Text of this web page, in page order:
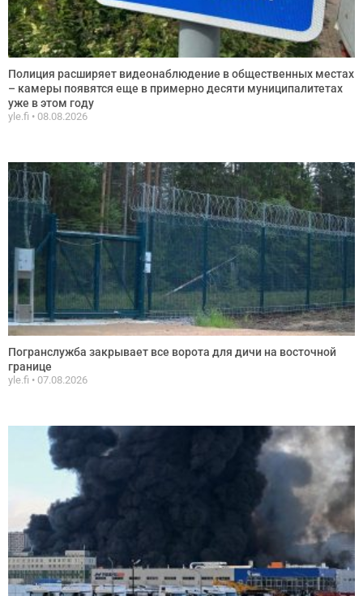
Полиция расширяет видеонаблюдение в общественных местах
– камеры появятся еще в примерно десяти муниципалитетах
уже в этом году
yle.fi 08.08.2026
Погранслужба закрывает все ворота для дичи на восточной
границе
yle.fi 07.08.2026